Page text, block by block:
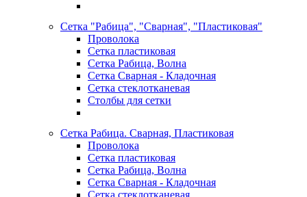
Сетка "Рабица", "Сварная", "Пластиковая"
Проволока
Сетка пластиковая
Сетка Рабица, Волна
Сетка Сварная - Кладочная
Сетка стеклотканевая
Столбы для сетки
Сетка Рабица. Сварная, Пластиковая
Проволока
Сетка пластиковая
Сетка Рабица, Волна
Сетка Сварная - Кладочная
Сетка стеклотканевая